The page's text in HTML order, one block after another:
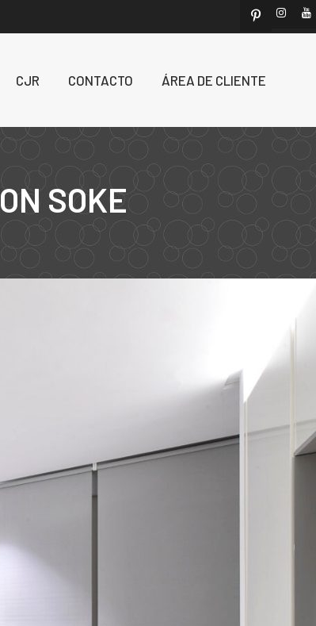
CJR CONTACTO ÁREA DE CLIENTE
SOKE